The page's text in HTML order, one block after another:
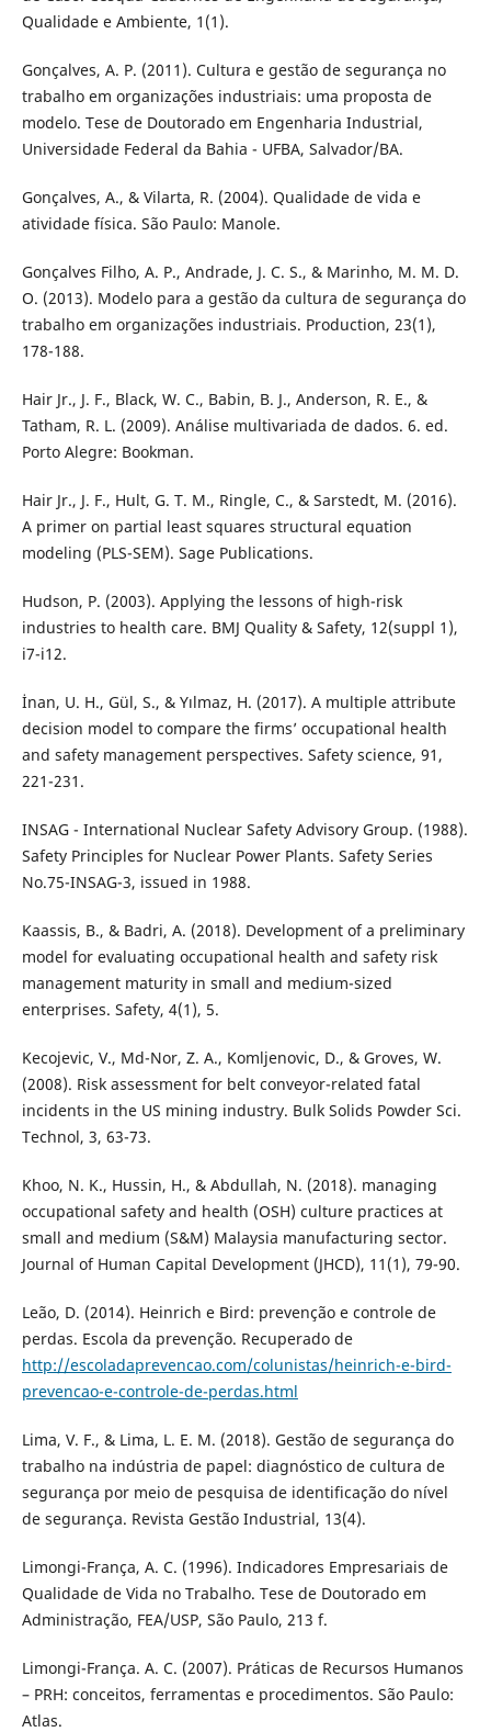
Qualidade e Ambiente, 1(1).
Gonçalves, A. P. (2011). Cultura e gestão de segurança no
trabalho em organizações industriais: uma proposta de
modelo. Tese de Doutorado em Engenharia Industrial,
Universidade Federal da Bahia - UFBA, Salvador/BA.
Gonçalves, A., & Vilarta, R. (2004). Qualidade de vida e
atividade física. São Paulo: Manole.
Gonçalves Filho, A. P., Andrade, J. C. S., & Marinho, M. M. D.
O. (2013). Modelo para a gestão da cultura de segurança do
trabalho em organizações industriais. Production, 23(1),
178-188.
Hair Jr., J. F., Black, W. C., Babin, B. J., Anderson, R. E., &
Tatham, R. L. (2009). Análise multivariada de dados. 6. ed.
Porto Alegre: Bookman.
Hair Jr., J. F., Hult, G. T. M., Ringle, C., & Sarstedt, M. (2016).
A primer on partial least squares structural equation
modeling (PLS-SEM). Sage Publications.
Hudson, P. (2003). Applying the lessons of high-risk
industries to health care. BMJ Quality & Safety, 12(suppl 1),
i7-i12.
İnan, U. H., Gül, S., & Yılmaz, H. (2017). A multiple attribute
decision model to compare the firms’ occupational health
and safety management perspectives. Safety science, 91,
221-231.
INSAG - International Nuclear Safety Advisory Group. (1988).
Safety Principles for Nuclear Power Plants. Safety Series
No.75-INSAG-3, issued in 1988.
Kaassis, B., & Badri, A. (2018). Development of a preliminary
model for evaluating occupational health and safety risk
management maturity in small and medium-sized
enterprises. Safety, 4(1), 5.
Kecojevic, V., Md-Nor, Z. A., Komljenovic, D., & Groves, W.
(2008). Risk assessment for belt conveyor-related fatal
incidents in the US mining industry. Bulk Solids Powder Sci.
Technol, 3, 63-73.
Khoo, N. K., Hussin, H., & Abdullah, N. (2018). managing
occupational safety and health (OSH) culture practices at
small and medium (S&M) Malaysia manufacturing sector.
Journal of Human Capital Development (JHCD), 11(1), 79-90.
Leão, D. (2014). Heinrich e Bird: prevenção e controle de
perdas. Escola da prevenção. Recuperado de
http://escoladaprevencao.com/colunistas/heinrich-e-bird-
prevencao-e-controle-de-perdas.html
Lima, V. F., & Lima, L. E. M. (2018). Gestão de segurança do
trabalho na indústria de papel: diagnóstico de cultura de
segurança por meio de pesquisa de identificação do nível
de segurança. Revista Gestão Industrial, 13(4).
Limongi-França, A. C. (1996). Indicadores Empresariais de
Qualidade de Vida no Trabalho. Tese de Doutorado em
Administração, FEA/USP, São Paulo, 213 f.
Limongi-França. A. C. (2007). Práticas de Recursos Humanos
– PRH: conceitos, ferramentas e procedimentos. São Paulo:
Atlas.